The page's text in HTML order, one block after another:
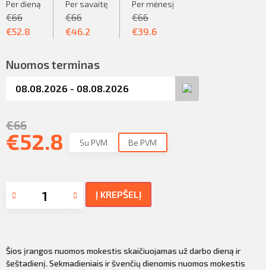
Per dieną
€66
€52.8
Per savaitę
€66
€46.2
Per mėnesį
€66
€39.6
Nuomos terminas
€66
€52.8 Su PVM Be PVM
Į KREPŠELĮ
Šios įrangos nuomos mokestis skaičiuojamas už darbo dieną ir
šeštadienį. Sekmadieniais ir švenčių dienomis nuomos mokestis